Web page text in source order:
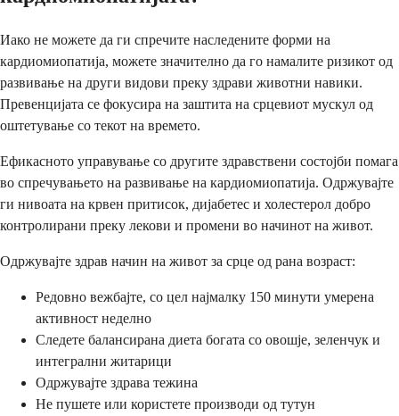
Иако не можете да ги спречите наследените форми на
кардиомиопатија, можете значително да го намалите ризикот од
развивање на други видови преку здрави животни навики.
Превенцијата се фокусира на заштита на срцевиот мускул од
оштетување со текот на времето.
Ефикасното управување со другите здравствени состојби помага
во спречувањето на развивање на кардиомиопатија. Одржувајте
ги нивоата на крвен притисок, дијабетес и холестерол добро
контролирани преку лекови и промени во начинот на живот.
Одржувајте здрав начин на живот за срце од рана возраст:
Редовно вежбајте, со цел најмалку 150 минути умерена
активност неделно
Следете балансирана диета богата со овошје, зеленчук и
интегрални житарици
Одржувајте здрава тежина
Не пушете или користете производи од тутун